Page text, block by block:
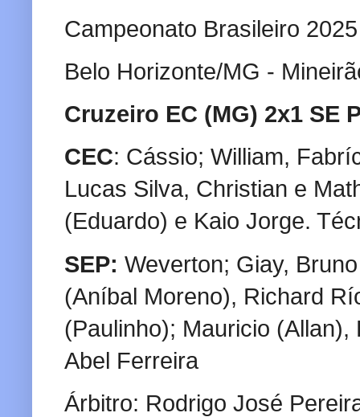
Campeonato Brasileiro
Belo Horizonte/MG -
Cruzeiro EC (MG) 2x1 SE
CEC: Cássio; William,
Lucas Silva, Christian e
(Eduardo) e Kaio Jorge.
SEP: Weverton; Giay,
(Aníbal Moreno), Richard
(Paulinho); Mauricio
Abel Ferreira
Árbitro: Rodrigo José